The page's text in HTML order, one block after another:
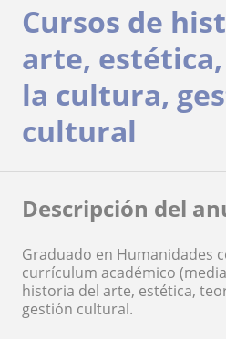
Cursos de
arte,
la cultura,
cultural
Descripción del
Graduado en Humanidades
currículum académico
historia del arte, estética,
gestión cultural.